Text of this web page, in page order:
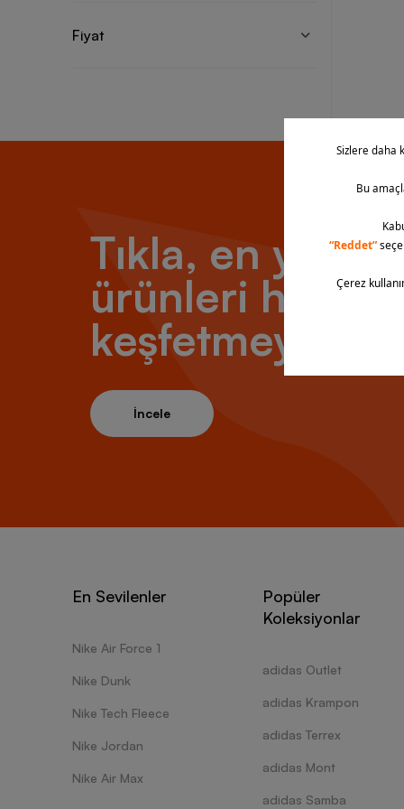
Fiyat
sahip
gün
erkek
gibi
Kar
Tıkla, en yeni
ürünleri hemen
keşfetmeye
İncele
En Sevilenler
Nike Air Force 1
Nike Dunk
Nike Tech Fleece
Nike Jordan
Nike Air Max
Popüler
Koleksiyonlar
adidas Outlet
adidas Krampon
adidas Terrex
adidas Mont
adidas Samba